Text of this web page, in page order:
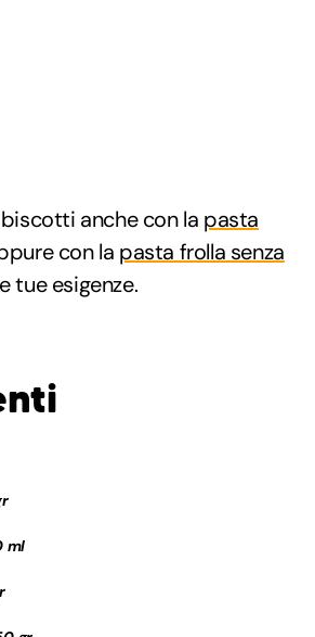
anche con la pasta
con la pasta frolla senza
tue esigenze.
ml